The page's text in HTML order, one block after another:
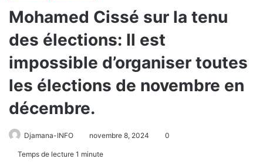
Mohamed Cissé sur la tenu
des élections: Il est
impossible d’organiser toutes
les élections de novembre en
décembre.
Djamana-INFO novembre 8, 2024 0
Temps de lecture 1 minute